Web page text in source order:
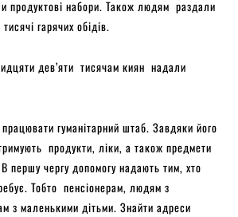
продуктові набори. Також людям раздали
гарячих обідів.
дев’яти тисячам киян надали
гуманітарний штаб. Завдяки його
продукти, ліки, а також предмети
першу чергу допомогу надають тим, хто
Тобто пенсіонерам, людям з
з маленькими дітьми. Знайти адреси